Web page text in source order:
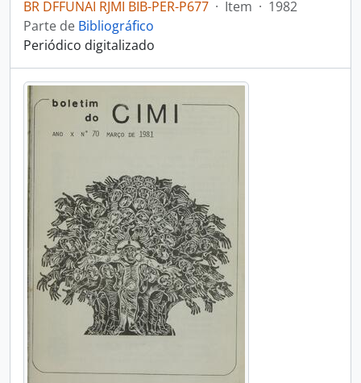
BR DFFUNAI RJMI BIB-PER-P677 · Item · 1982
Parte de Bibliográfico
Periódico digitalizado